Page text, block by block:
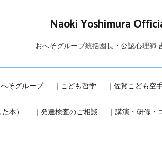
Naoki Yoshimura
おへそグループ統括園長・公認心理師
へそグループ ｜こども哲学 ｜佐賀こども空
本） ｜発達検査のご相談 ｜講演・研修